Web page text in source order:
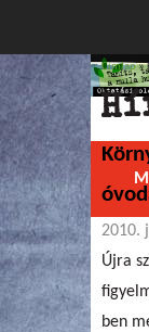
Címlap»
2010.
Újra
ben